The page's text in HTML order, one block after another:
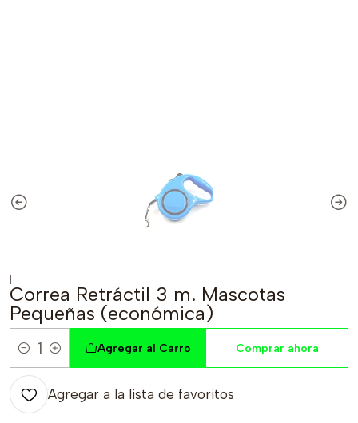
|
Correa Retráctil 3 m. Mascotas
Pequeñas (económica)
Cantidad
Agregar al Carro Comprar ahora
Agregar a la lista de favoritos